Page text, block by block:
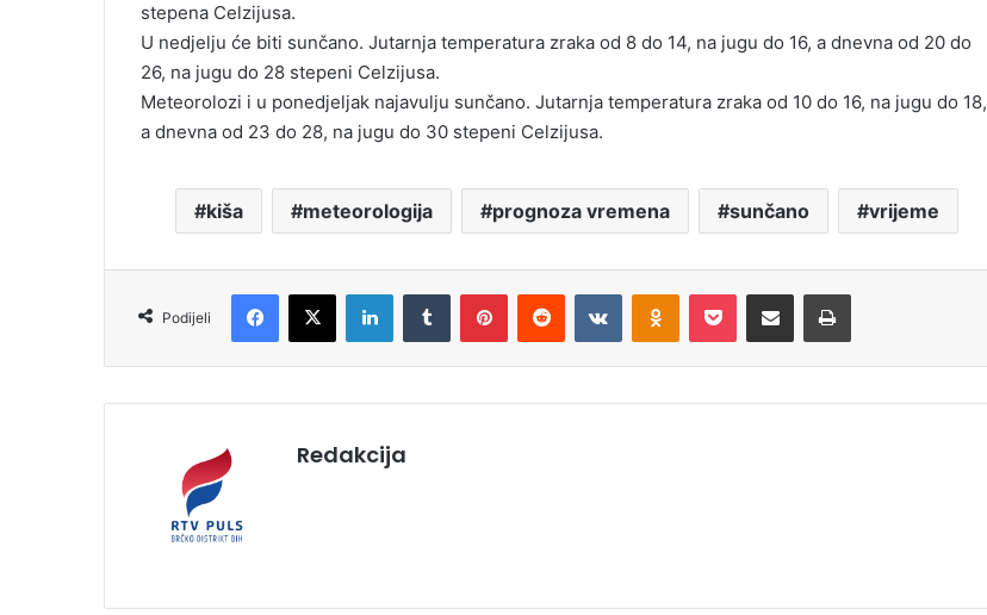
a
i
l
stepena Celzijusa.
U nedjelju će biti sunčano. Jutarnja temperatura zraka od 8 do 14, na jugu do 16, a dnevna od 20 do
26, na jugu do 28 stepeni Celzijusa.
Meteorolozi i u ponedjeljak najavulju sunčano. Jutarnja temperatura zraka od 10 do 16, na jugu do 18,
a dnevna od 23 do 28, na jugu do 30 stepeni Celzijusa.
kiša meteorologija prognoza vremena sunčano vrijeme
Podijeli
Redakcija